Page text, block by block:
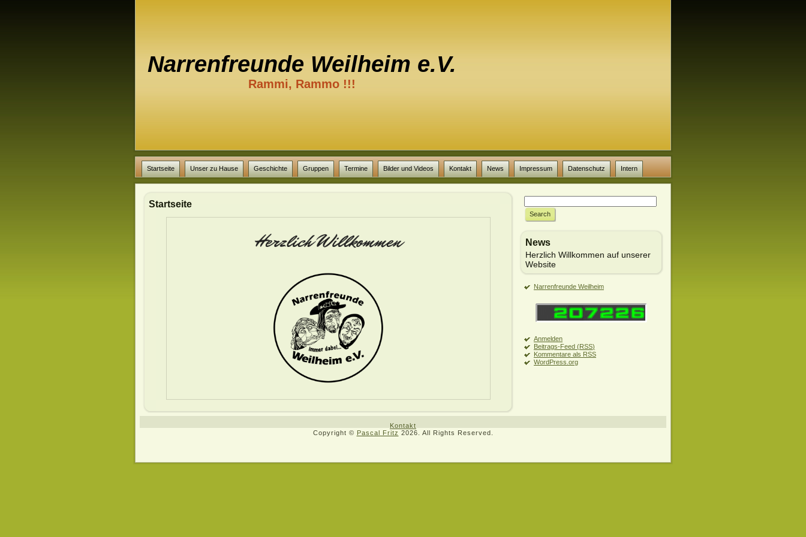
Narrenfreunde Weilheim e.V.
Rammi, Rammo !!!
Startseite Unser zu Hause Geschichte Gruppen Termine Bilder und Videos Kontakt News Impressum Datenschutz Intern
Startseite
News
Herzlich Willkommen auf unserer
Website
Narrenfreunde Weilheim
Anmelden
Beitrags-Feed (RSS)
Kommentare als RSS
WordPress.org
Kontakt
Copyright © Pascal Fritz 2026. All Rights Reserved.